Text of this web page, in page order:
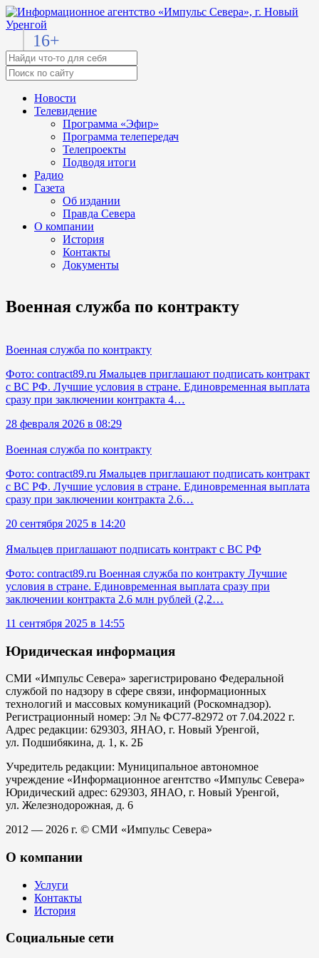
16+
Новости
Телевидение
Программа «Эфир»
Программа телепередач
Телепроекты
Подводя итоги
Радио
Газета
Об издании
Правда Севера
О компании
История
Контакты
Документы
Военная служба по контракту
Военная служба по контракту
Фото: contract89.ru Ямальцев приглашают подписать контракт
с ВС РФ. Лучшие условия в стране. Единовременная выплата
сразу при заключении контракта 4…
28 февраля 2026 в 08:29
Военная служба по контракту
Фото: contract89.ru Ямальцев приглашают подписать контракт
с ВС РФ. Лучшие условия в стране. Единовременная выплата
сразу при заключении контракта 2.6…
20 сентября 2025 в 14:20
Ямальцев приглашают подписать контракт с ВС РФ
Фото: contract89.ru Военная служба по контракту Лучшие
условия в стране. Единовременная выплата сразу при
заключении контракта 2.6 млн рублей (2,2…
11 сентября 2025 в 14:55
Юридическая информация
СМИ «Импульс Севера» зарегистрировано Федеральной
службой по надзору в сфере связи, информационных
технологий и массовых комуникаций (Роскомнадзор).
Регистрационный номер: Эл № ФС77-82972 от 7.04.2022 г.
Адрес редакции: 629303, ЯНАО, г. Новый Уренгой,
ул. Подшибякина, д. 1, к. 2Б
Учредитель редакции: Муниципальное автономное
учреждение «Информационное агентство «Импульс Севера»
Юридический адрес: 629303, ЯНАО, г. Новый Уренгой,
ул. Железнодорожная, д. 6
2012 — 2026 г. © СМИ «Импульс Севера»
О компании
Услуги
Контакты
История
Социальные сети